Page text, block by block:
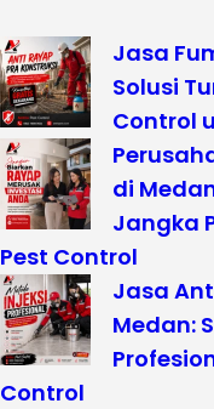
Jasa
Solusi
Control
di
Jangka
Pest Control
Jasa
Medan:
Control